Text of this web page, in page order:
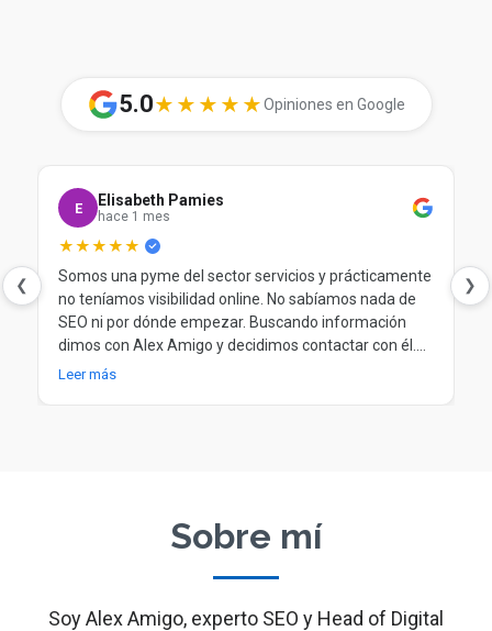
5.0★★★★★Opiniones en Google
❮ ❯
E Elisabeth Pamies
hace 1 mes
★★★★★
Somos una pyme del sector servicios y prácticamente
no teníamos visibilidad online. No sabíamos nada de
SEO ni por dónde empezar. Buscando información
dimos con Alex Amigo y decidimos contactar con él.
Desde el principio nos ayudó a entender nuestra
Leer más
Sobre mí
Soy Alex Amigo, experto SEO y Head of Digital